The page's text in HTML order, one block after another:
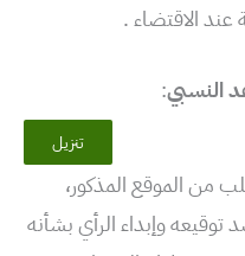
الاقتضاء .
النسبي:
تنزيل
من الموقع المذكور،
توقيعه وإبداء الرأي بشأنه